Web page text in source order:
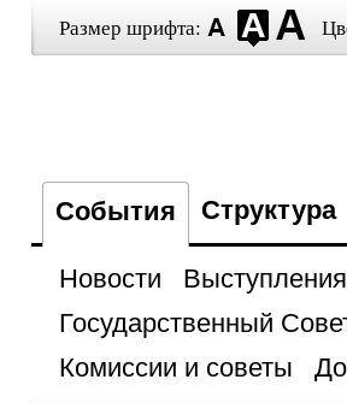
Размер шрифта:
События Структура
Новости
Государственный
Комиссии и советы